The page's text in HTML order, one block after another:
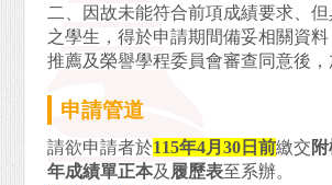
二、因故未能符合前項成績要求、
之學生，得於申請期間備妥相關資
推薦及榮譽學程委員會審查同意後，
申請管道
請欲申請者於115年4月30日前繳交
年成績單正本及 履歷表至系辦。